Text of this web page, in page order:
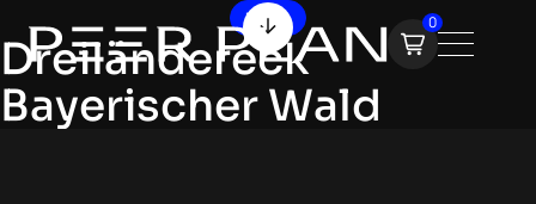
0
Hotels
Dreiländereck
Bayerischer Wald